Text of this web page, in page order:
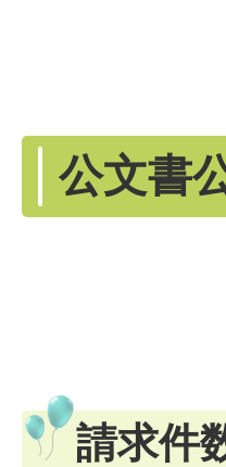
公文書
請求件